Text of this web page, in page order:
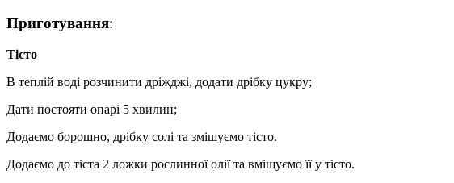
Приготування:
Тісто
В теплій воді розчинити дріжджі, додати дрібку цукру;
Дати постояти опарі 5 хвилин;
Додаємо борошно, дрібку солі та змішуємо тісто.
Додаємо до тіста 2 ложки рослинної олії та вміщуємо її у тісто.